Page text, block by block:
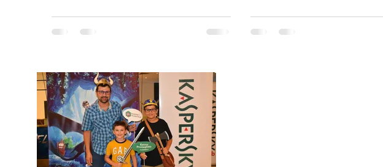
de #QuieroSelfie